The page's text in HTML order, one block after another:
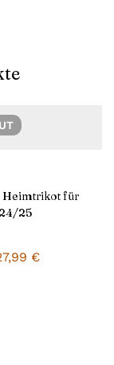
Heimtrikot für
25
€